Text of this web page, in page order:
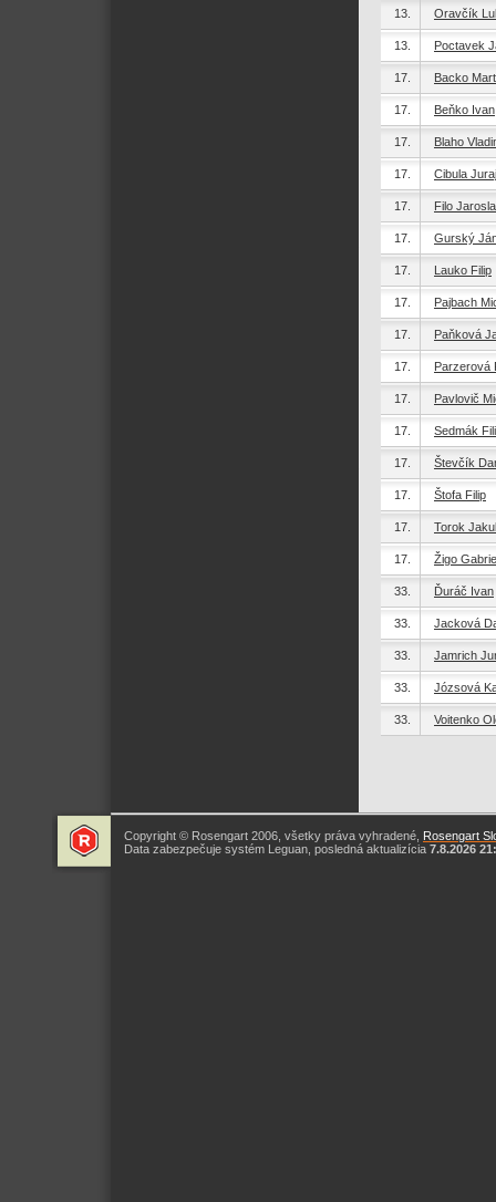
13. Oravčík
13. Poctavek
17. Backo
17. Beňko Ivan
17. Blaho
17. Cibula Juraj
17. Filo
17. Gurský
17. Lauko Filip
17. Pajbach
17. Paňková
17. Parzerová
17. Pavlovič
17. Sedmák
17. Števčík
17. Štofa Filip
17. Torok
17. Žigo
33. Ďuráč Ivan
33. Jacková
33. Jamrich
33. Józsová
33. Voitenko
Copyright © Rosengart 2006, všetky práva vyhradené, Rosengart
Data zabezpečuje systém Leguan, posledná aktualizícia 7.8.2026